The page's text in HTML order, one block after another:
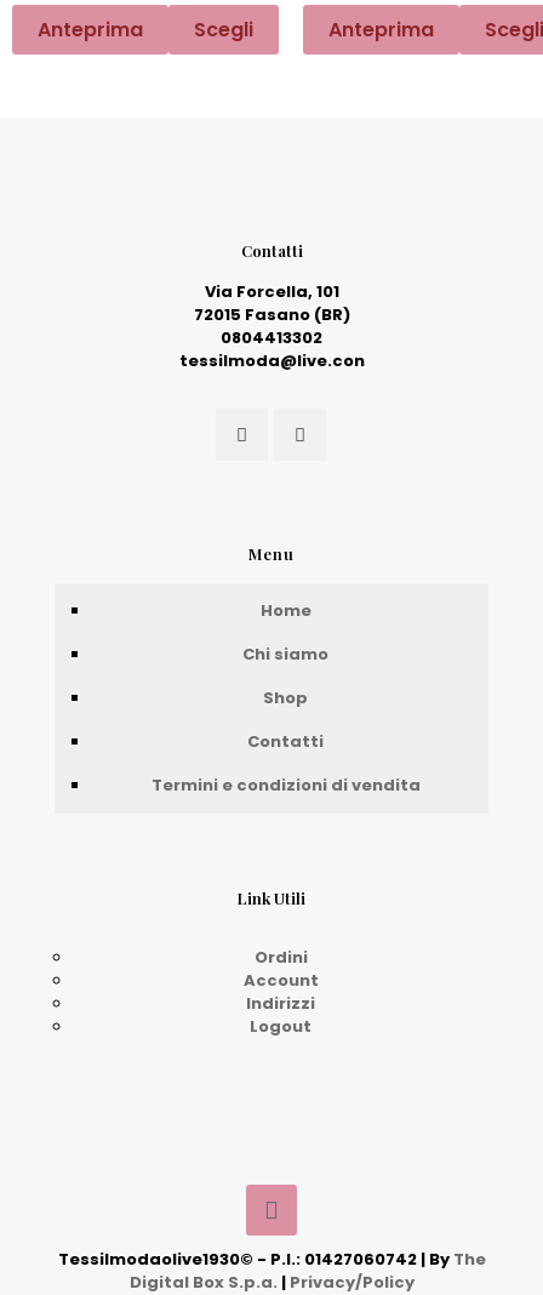
Anteprima Scegli Anteprima Scegli
Contatti
Via Forcella, 101
72015 Fasano (BR)
0804413302
tessilmoda@live.con
Menu
Home
Chi siamo
Shop
Contatti
Termini e condizioni di vendita
Link Utili
Ordini
Account
Indirizzi
Logout
Tessilmodaolive1930© - P.I.: 01427060742 | By The
Digital Box S.p.a. | Privacy/Policy